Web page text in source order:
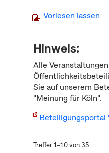
Vorlesen lassen
Hinweis:
Alle
Sie auf unserem
"Meinung für Köln".
Beteiligungsportal
Treffer 1–10 von 35